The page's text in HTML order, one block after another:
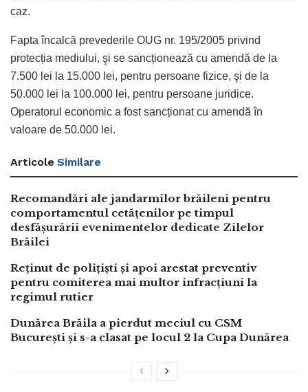
caz.
Fapta încalcă prevederile OUG nr. 195/2005 privind
protecția mediului, şi se sancționează cu amendă de la
7.500 lei la 15.000 lei, pentru persoane fizice, şi de la
50.000 lei la 100.000 lei, pentru persoane juridice.
Operatorul economic a fost sancționat cu amendă în
valoare de 50.000 lei.
Articole Similare
Recomandări ale jandarmilor brăileni pentru
comportamentul cetățenilor pe timpul
desfășurării evenimentelor dedicate Zilelor
Brăilei
Reținut de polițiști și apoi arestat preventiv
pentru comiterea mai multor infracțiuni la
regimul rutier
Dunărea Brăila a pierdut meciul cu CSM
București și s-a clasat pe locul 2 la Cupa Dunărea